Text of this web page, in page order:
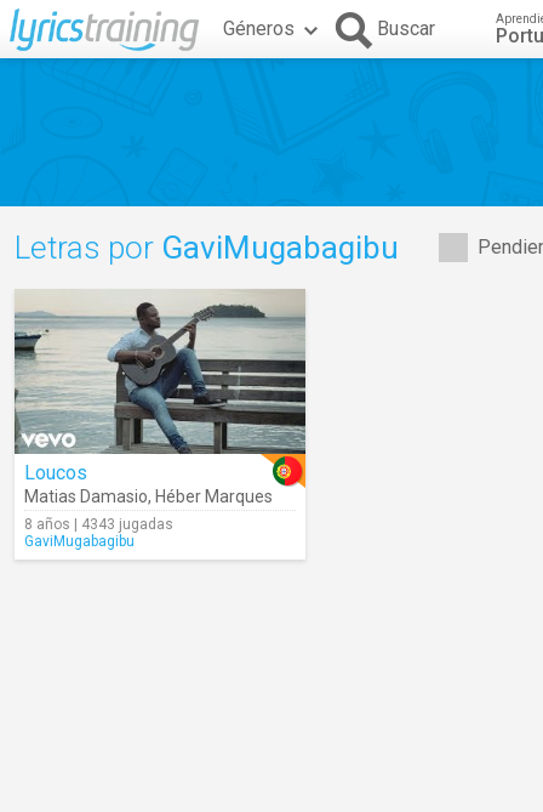
Géneros Buscar
Letras por GaviMugabagibu
Loucos
Matias Damasio, Héber Marques
8 años | 4343 jugadas
GaviMugabagibu